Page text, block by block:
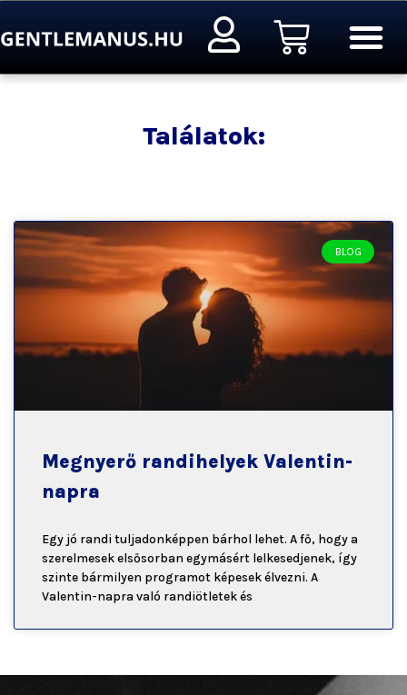
a
Kosár
Találatok:
BLOG
Megnyerő randihelyek Valentin-
napra
Egy jó randi tuljadonképpen bárhol lehet. A fő, hogy a
szerelmesek elsősorban egymásért lelkesedjenek, így
szinte bármilyen programot képesek élvezni. A
Valentin-napra való randiötletek és